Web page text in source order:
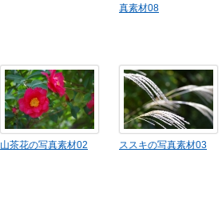
真素材08
山茶花の写真素材02 ススキの写真素材03